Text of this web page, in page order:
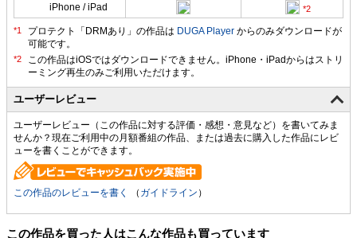
iPhone / iPad
プロテクト「DRMあり」の作品は DUGA Player からのみダウンロードが
可能です。
ユーザーレビュー
ユーザーレビュー（この作品に対する評価・感想・意見など）を書いてみま
せんか？現在ご利用中の月額番組の作品、または過去に購入した作品にレビ
ューを書くことができます。
この作品のレビューを書く （ ガイドライン ）
この作品を買った人はこんな作品も買っています